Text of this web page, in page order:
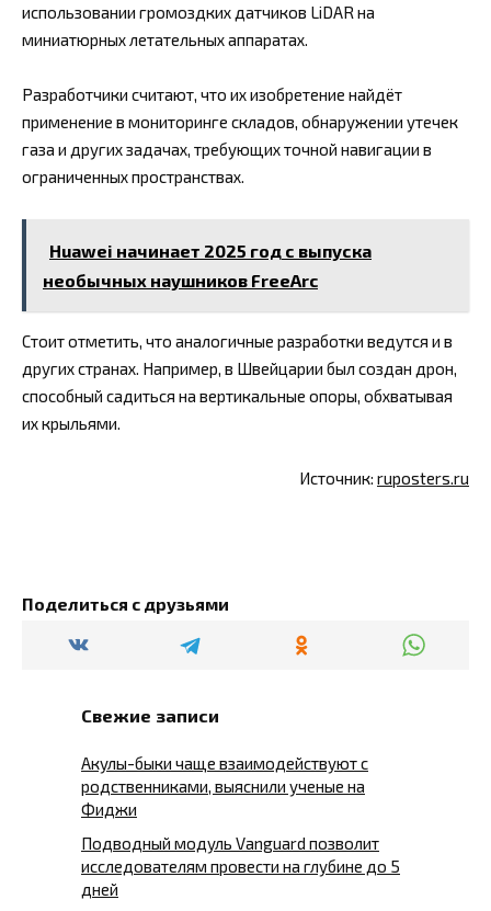
использовании громоздких датчиков LiDAR на
миниатюрных летательных аппаратах.
Разработчики считают, что их изобретение найдёт
применение в мониторинге складов, обнаружении утечек
газа и других задачах, требующих точной навигации в
ограниченных пространствах.
Huawei начинает 2025 год с выпуска
необычных наушников FreeArc
Стоит отметить, что аналогичные разработки ведутся и в
других странах. Например, в Швейцарии был создан дрон,
способный садиться на вертикальные опоры, обхватывая
их крыльями.
Источник: ruposters.ru
Поделиться с друзьями
Свежие записи
Акулы-быки чаще взаимодействуют с
родственниками, выяснили ученые на
Фиджи
Подводный модуль Vanguard позволит
исследователям провести на глубине до 5
дней